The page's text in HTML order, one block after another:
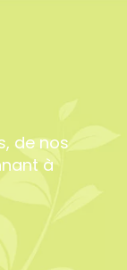
de nos
à